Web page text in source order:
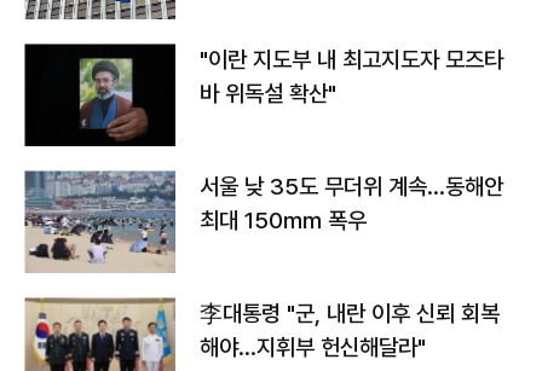
"이란 지도부 내 최고지도자 모즈타
바 위독설 확산"
서울 낮 35도 무더위 계속…동해안
최대 150㎜ 폭우
李대통령 "군, 내란 이후 신뢰 회복
해야…지휘부 헌신해달라"